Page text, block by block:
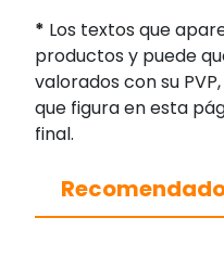
* Los textos que
productos y puede
valorados con su
que figura en esta
final.